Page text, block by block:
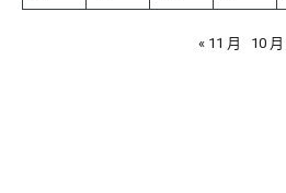
« 11 月 10 月